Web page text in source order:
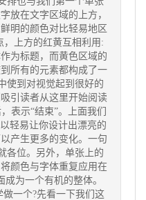
放在文字区域的上方，
明的颜色对比轻易地区
，上方的红黄互相利用:
为标题，而黄色区域的
所有的元素都构成了一
使到对视觉起到很好的
引读者从这里开始阅读
表示“结束”。上面我们
轻易让你设计出漂亮的
产生更多的变化。一句
各位。另外，单张上的
颜色与字体重复应用在
为一个有机的整体。
一个?先看一下我们这